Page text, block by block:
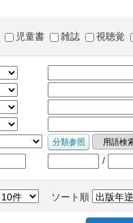
児童書 雑誌 視聴覚
/
ソート順